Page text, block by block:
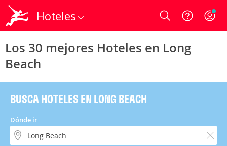
Hoteles Login
Los 30 mejores Hoteles en Long
Beach
BUSCA HOTELES EN LONG BEACH
Dónde ir